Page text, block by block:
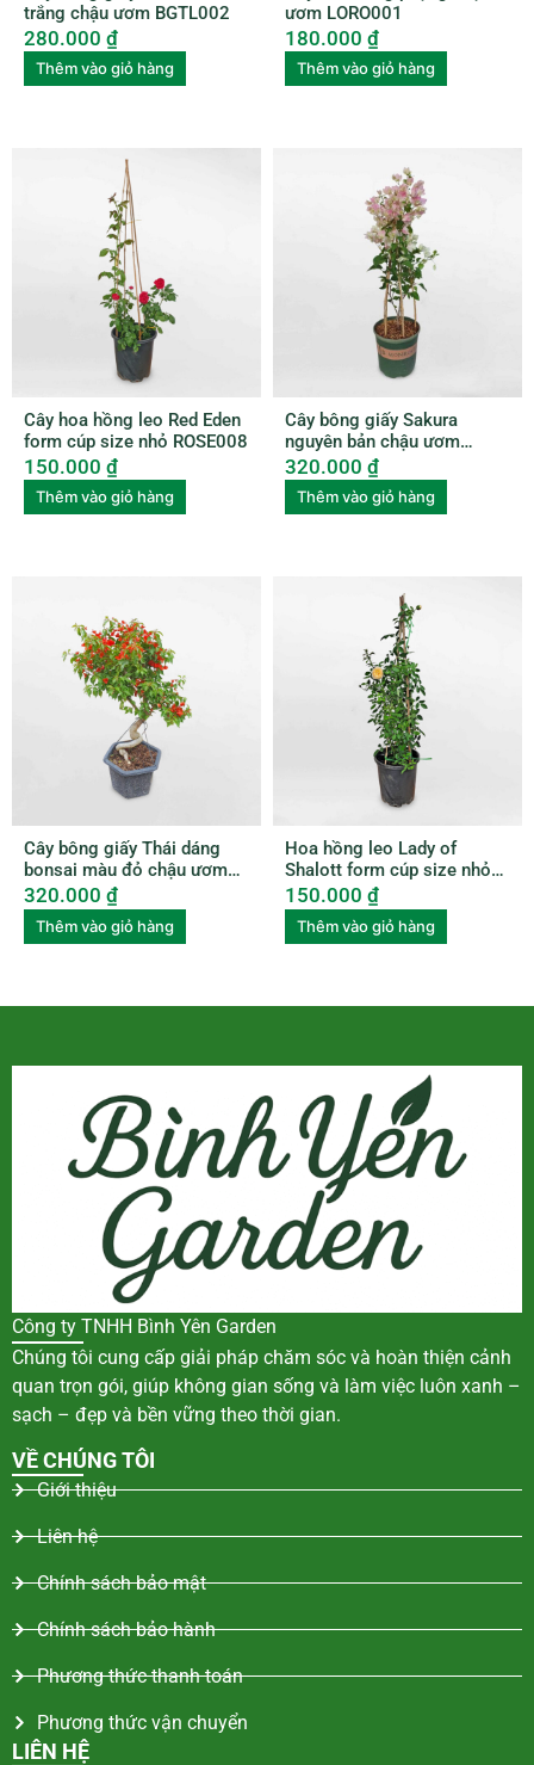
trắng chậu ươm BGTL002
280.000 ₫
Thêm vào giỏ hàng
ươm LORO001
180.000 ₫
Thêm vào giỏ hàng
Cây hoa hồng leo Red Eden
form cúp size nhỏ ROSE008
150.000 ₫
Thêm vào giỏ hàng
Cây bông giấy Sakura
nguyên bản chậu ươm
BGNB001
320.000 ₫
Thêm vào giỏ hàng
Cây bông giấy Thái dáng
bonsai màu đỏ chậu ươm
BGTL003
320.000 ₫
Thêm vào giỏ hàng
Hoa hồng leo Lady of
Shalott form cúp size nhỏ
ROSE009
150.000 ₫
Thêm vào giỏ hàng
Công ty TNHH Bình Yên Garden
Chúng tôi cung cấp giải pháp chăm sóc và hoàn thiện cảnh
quan trọn gói, giúp không gian sống và làm việc luôn xanh –
sạch – đẹp và bền vững theo thời gian.
VỀ CHÚNG TÔI
Giới thiệu
Liên hệ
Chính sách bảo mật
Chính sách bảo hành
Phương thức thanh toán
Phương thức vận chuyển
LIÊN HỆ